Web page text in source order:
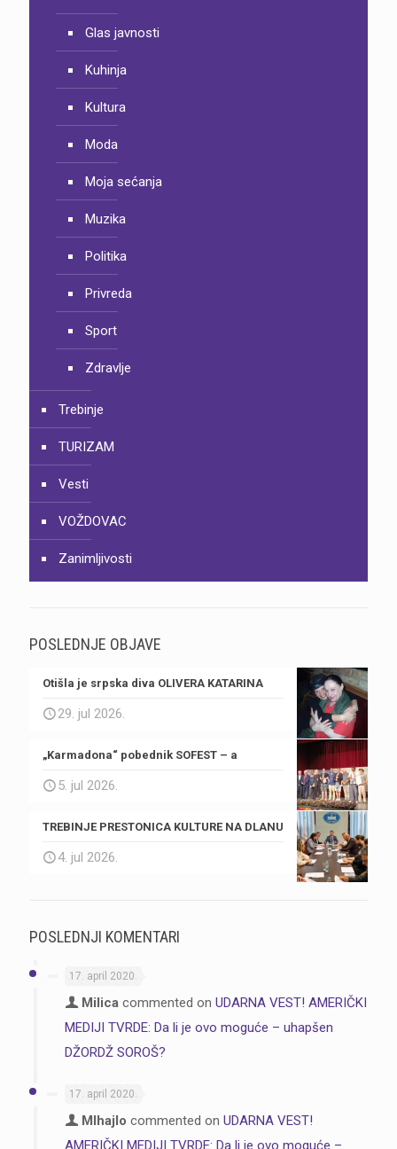
Glas javnosti
Kuhinja
Kultura
Moda
Moja sećanja
Muzika
Politika
Privreda
Sport
Zdravlje
Trebinje
TURIZAM
Vesti
VOŽDOVAC
Zanimljivosti
POSLEDNJE OBJAVE
Otišla je srpska diva OLIVERA KATARINA
29. jul 2026.
„Karmadona“ pobednik SOFEST – a
5. jul 2026.
TREBINJE PRESTONICA KULTURE NA DLANU
4. jul 2026.
POSLEDNJI KOMENTARI
17. april 2020.
Milica commented on UDARNA VEST! AMERIČKI
MEDIJI TVRDE: Da li je ovo moguće – uhapšen
DŽORDŽ SOROŠ?
17. april 2020.
MIhajlo commented on UDARNA VEST!
AMERIČKI MEDIJI TVRDE: Da li je ovo moguće –